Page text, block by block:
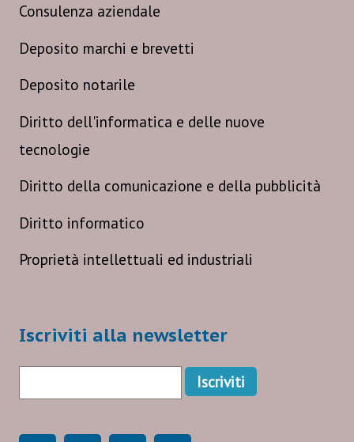
Consulenza aziendale
Deposito marchi e brevetti
Deposito notarile
Diritto dell'informatica e delle nuove
tecnologie
Diritto della comunicazione e della pubblicità
Diritto informatico
Proprietà intellettuali ed industriali
Iscriviti alla newsletter